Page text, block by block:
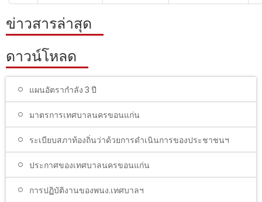
ข่าวสารล่าสุด
ดาวน์โหลด
แผนอัตรากำลัง 3 ปี
มาตรการเทศบาลนครขอนแก่น
ระเบียบสภาท้องถิ่นว่าด้วยการดำเนินการของประชาชนฯ
ประกาศของเทศบาลนครขอนแก่น
การปฏิบัติงานของพนง.เทศบาลฯ